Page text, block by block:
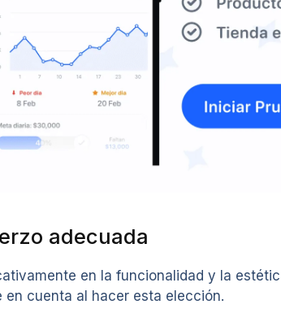
adecuada
en la funcionalidad y la
cuenta al hacer esta elección.